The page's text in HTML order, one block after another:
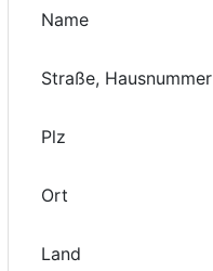
Name
Straße, Hausnummer
Plz
Ort
Land